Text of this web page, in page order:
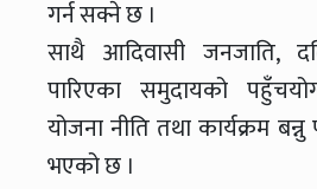
गर्न सक्ने छ ।
साथै आदिवासी जनजाति,
पारिएका समुदायको
योजना नीति तथा कार्यक्रम बन्नु
भएको छ ।